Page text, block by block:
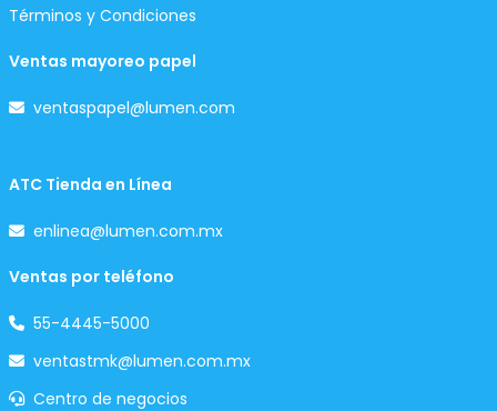
Términos y Condiciones
Ventas mayoreo papel
ventaspapel@lumen.com
ATC Tienda en Línea
enlinea@lumen.com.mx
Ventas por teléfono
55-4445-5000
ventastmk@lumen.com.mx
Centro de negocios